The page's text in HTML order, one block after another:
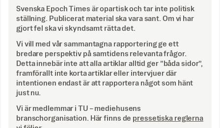
Svenska Epoch Times är opartisk och tar inte politisk
ställning. Publicerat material ska vara sant. Om vi har
gjort fel ska vi skyndsamt rätta det.
Vi vill med vår sammantagna rapportering ge ett
bredare perspektiv på samtidens relevanta frågor.
Detta innebär inte att alla artiklar alltid ger ”båda sidor”,
framförallt inte korta artiklar eller intervjuer där
intentionen endast är att rapportera något som hänt
just nu.
Vi är medlemmar i TU – mediehusens
branschorganisation. Här finns de pressetiska reglerna